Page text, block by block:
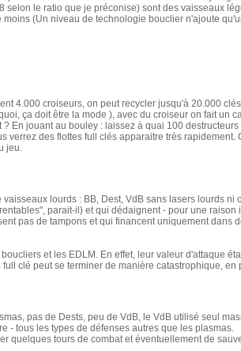
le ratio que je préconise) sont des vaisseaux
(Un niveau de technologie bouclier n'ajoute
4.000 croiseurs, on peut recycler jusqu'à 20.000
ça doit être la mode ), avec du croiseur on fait un
En jouant au bouley : laissez à quai 100
des flottes full clés apparaitre très
jeu.
lourds : BB, Dest, VdB sans lasers lourds
parait-il) et qui dédaignent - pour une raison
pas de tampons et qui financent uniquement dans
et les EDLM. En effet, leur valeur d'attaque
clé peut se terminer de manière catastrophique, en
pas de Dests, peu de VdB, le VdB utilisé seul
- tous les types de défenses autres que les plasmas.
quelques tours de combat et éventuellement de